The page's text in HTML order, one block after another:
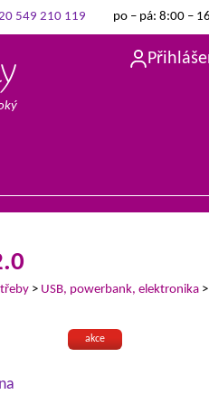
549 210 119 po – pá: 8:00 –
> USB, powerbank, elektronika
akce